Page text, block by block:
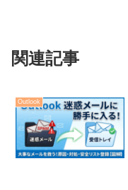
関連記事
Outlook